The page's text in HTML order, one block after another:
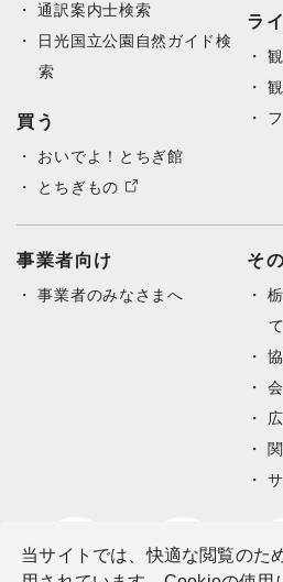
当サイトでは、快適な閲覧のた
通訳案内士検索
日光国立公園自然ガイド検
索
買う
おいでよ！とちぎ館
とちぎもの
ラ
事業者向け
事業者のみなさまへ
そ
て